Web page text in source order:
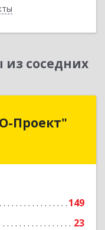
соседних
Проект"
149
23
Проект"
Северодвинск г,